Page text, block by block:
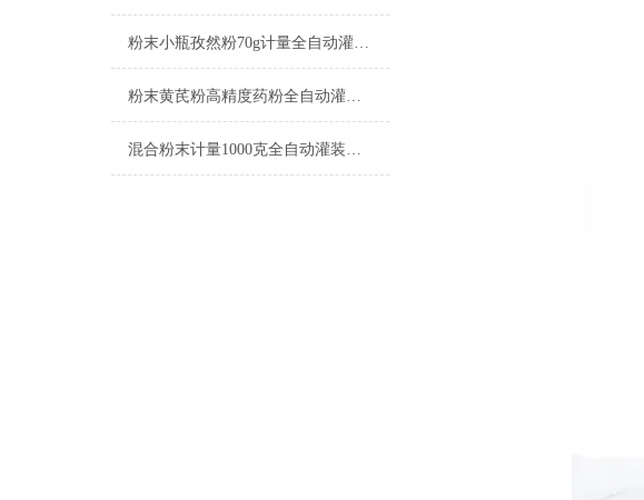
粉末小瓶孜然粉70g计量全自动灌装机简介
粉末黄芪粉高精度药粉全自动灌装机简介
混合粉末计量1000克全自动灌装机简介